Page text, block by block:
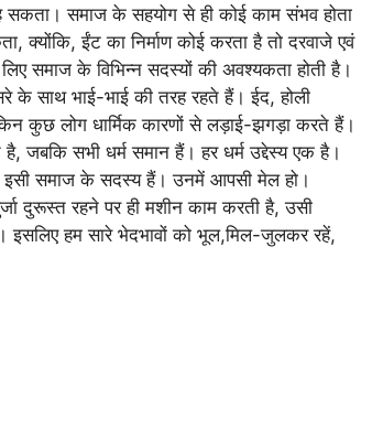
सकता। समाज के सहयोग से ही कोई काम संभव होता
क्योंकि, ईंट का निर्माण कोई करता है तो दरवाजे एवं
समाज के विभिन्न सदस्यों की अवश्यकता होती है।
साथ भाई-भाई की तरह रहते हैं। ईद, होली
कुछ लोग धार्मिक कारणों से लड़ाई-झगड़ा करते हैं।
जबकि सभी धर्म समान हैं। हर धर्म उद्देस्य एक है।
इसी समाज के सदस्य हैं। उनमें आपसी मेल हो।
दुरूस्त रहने पर ही मशीन काम करती है, उसी
इसलिए हम सारे भेदभावों को भूल,मिल-जुलकर रहें,